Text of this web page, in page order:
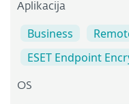
Aplikacija
Business
ESET Endpoint
OS